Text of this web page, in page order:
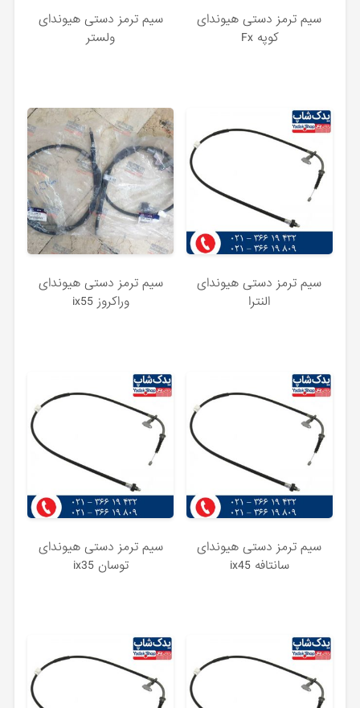
سیم ترمز دستی هیوندای
کوپه Fx
سیم ترمز دستی هیوندای
ولستر
سیم ترمز دستی هیوندای
النترا
سیم ترمز دستی هیوندای
وراکروز ix55
سیم ترمز دستی هیوندای
سانتافه ix45
سیم ترمز دستی هیوندای
توسان ix35